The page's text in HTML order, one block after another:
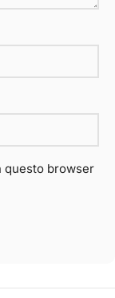
questo browser